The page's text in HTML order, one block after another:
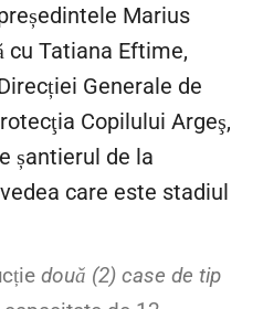
Marius
cu Tatiana Eftime,
Generale de
Copilului Argeş,
șantierul de la
care este stadiul
două (2) case de tip